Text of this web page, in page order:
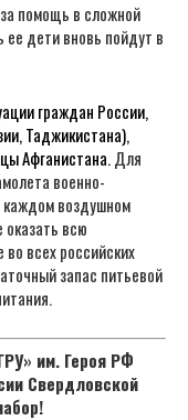
помощь в сложной
дети вновь пойдут в
граждан России,
Таджикистана),
Афганистана.Для
военно-
воздушном
всю
всех российских
запас питьевой
им. Героя РФ
Свердловской